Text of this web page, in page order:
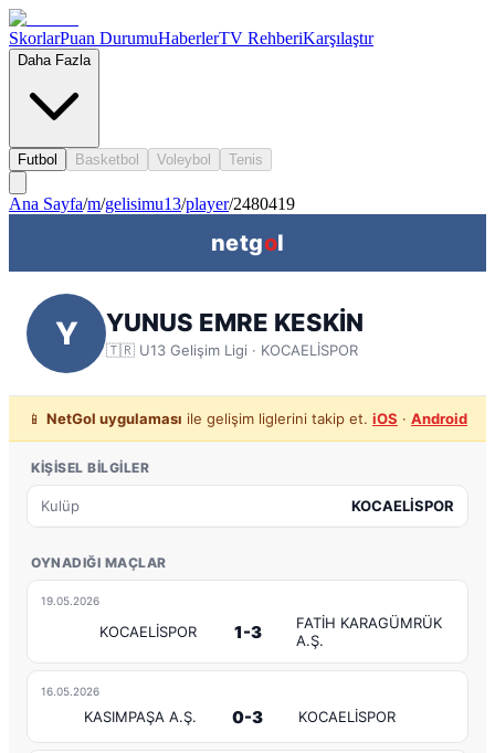
SkorlarPuan DurumuHaberlerTV RehberiKarşılaştır
Daha Fazla
Futbol Basketbol Voleybol Tenis
Ana Sayfa/m/gelisimu13/player/2480419
netgol
Y YUNUS EMRE KESKİN
🇹🇷 U13 Gelişim Ligi · KOCAELİSPOR
📱 NetGol uygulaması ile gelişim liglerini takip et. iOS · Android
KIŞISEL BILGILER
Kulüp KOCAELİSPOR
OYNADIĞI MAÇLAR
19.05.2026
KOCAELİSPOR 1-3
FATİH KARAGÜMRÜK
A.Ş.
16.05.2026
KASIMPAŞA A.Ş. 0-3 KOCAELİSPOR